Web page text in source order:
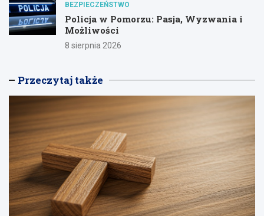
BEZPIECZEŃSTWO
Policja w Pomorzu: Pasja, Wyzwania i
Możliwości
8 sierpnia 2026
Przeczytaj także